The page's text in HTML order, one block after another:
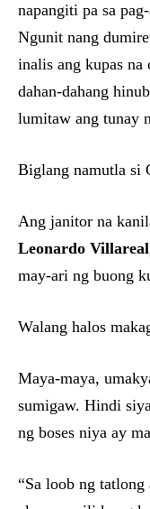
napangiti pa sa
Ngunit nang
inalis ang kupas na
dahan-dahang
lumitaw ang tunay
Biglang namutla si
Ang janitor na
Leonardo Villareal
may-ari ng buong
Walang halos
Maya-maya,
sumigaw. Hindi
ng boses niya ay
“Sa loob ng